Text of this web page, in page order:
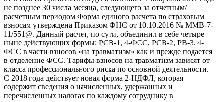
не позднее 30 числа месяца, следующего за отчетным/
расчетным периодом Форма единого расчета по страховым
взносам утверждена Приказом ФНС от 10.10.2016 № ММВ-7-
11/551@. Данный расчет, по сути, объединил в себе четыре
ныне действующих формы: РСВ-1, 4-ФСС, РСВ-2, РВ-3. 4-
ФСС в части взносов «на травматизм» как и прежде подается
в отделение ФСС. Тарифы взносов на травматизм зависят от
класса профессионального риска по основной деятельности.
С 2018 года действует новая форма 2-НДФЛ, которая
содержит сведения о начисленных, удержанных и
перечисленных налогах по каждому сотруднику в